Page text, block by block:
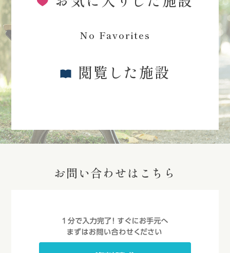
No Favorites
閲覧した施設
お問い合わせはこちら